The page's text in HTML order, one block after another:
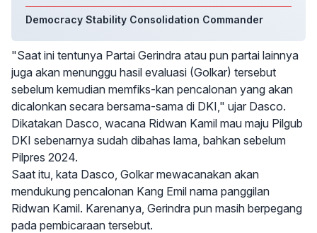
Democracy Stability Consolidation Commander
"Saat ini tentunya Partai Gerindra atau pun partai lainnya
juga akan menunggu hasil evaluasi (Golkar) tersebut
sebelum kemudian memfiks-kan pencalonan yang akan
dicalonkan secara bersama-sama di DKI," ujar Dasco.
Dikatakan Dasco, wacana Ridwan Kamil mau maju Pilgub
DKI sebenarnya sudah dibahas lama, bahkan sebelum
Pilpres 2024.
Saat itu, kata Dasco, Golkar mewacanakan akan
mendukung pencalonan Kang Emil nama panggilan
Ridwan Kamil. Karenanya, Gerindra pun masih berpegang
pada pembicaraan tersebut.